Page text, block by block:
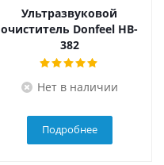
Ультразвуковой
очиститель Donfeel HB-
382
Нет в наличии
Подробнее